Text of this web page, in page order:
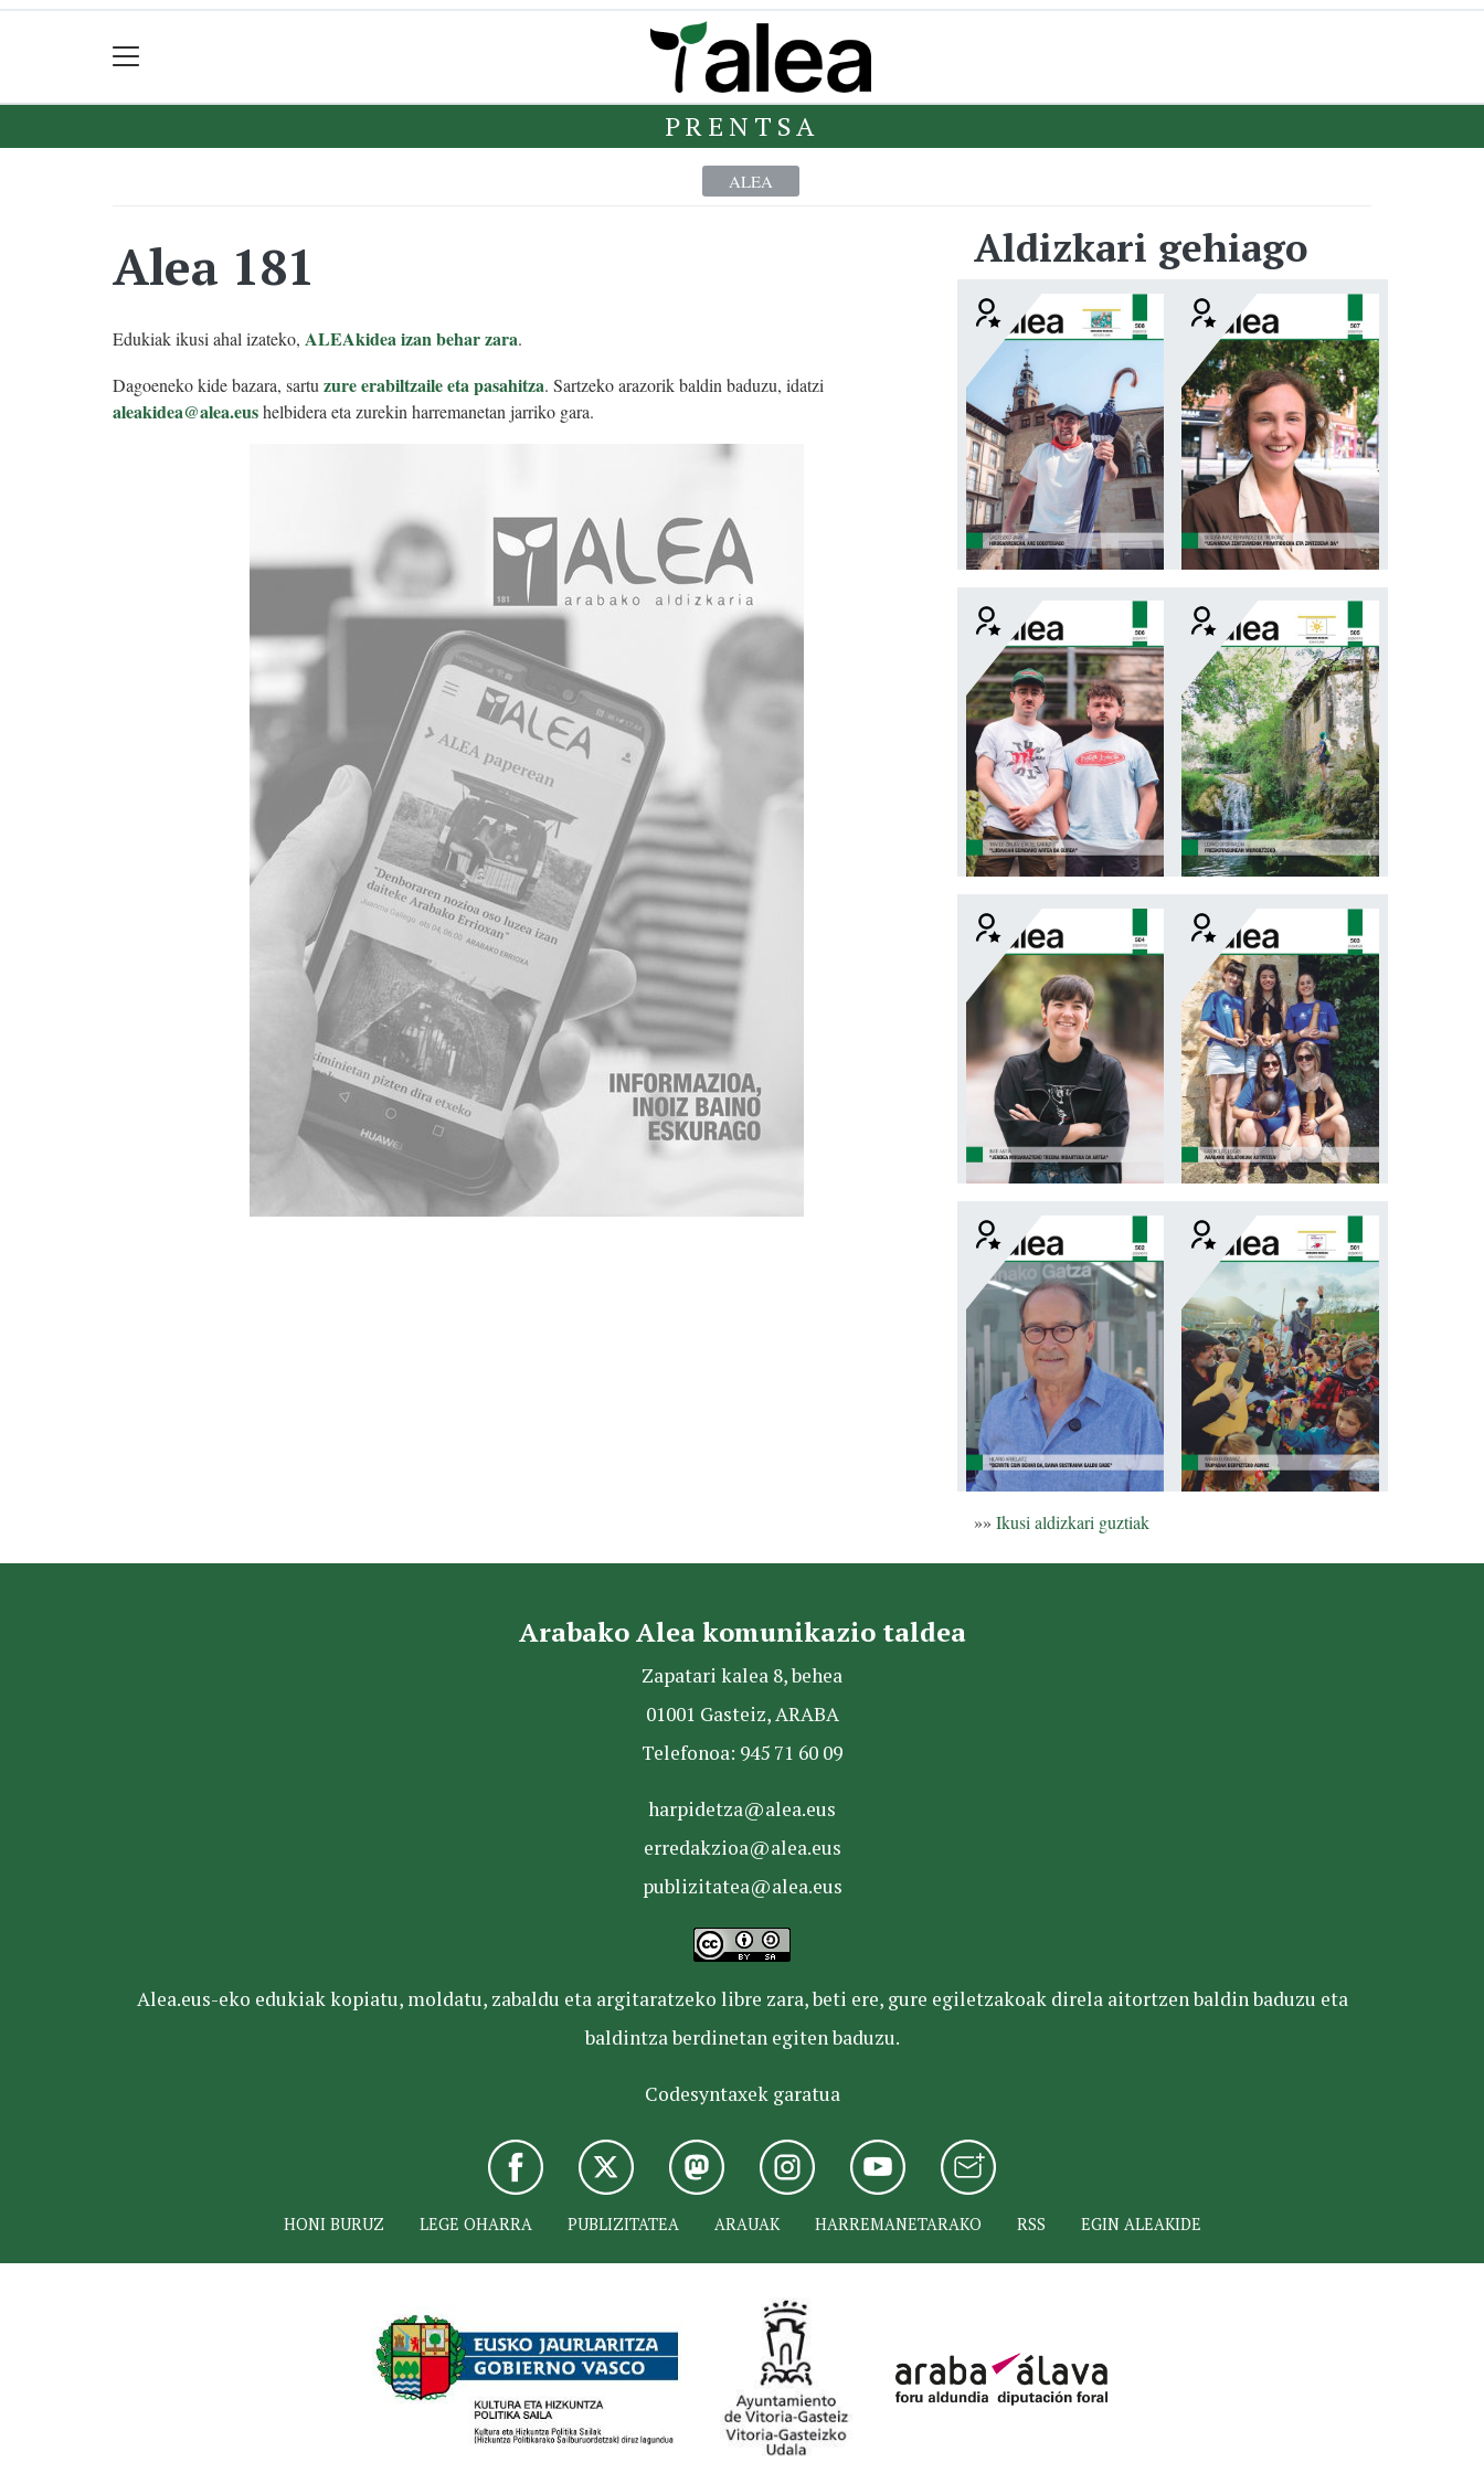
PRENTSA
ALEA
Alea 181
Edukiak ikusi ahal izateko, ALEAkidea izan behar zara.
Dagoeneko kide bazara, sartu zure erabiltzaile eta pasahitza. Sartzeko arazorik baldin baduzu, idatzi
aleakidea@alea.eushelbidera eta zurekin harremanetan jarriko gara.
Aldizkari gehiago
»» Ikusi aldizkari guztiak
Arabako Alea komunikazio taldea
Zapatari kalea 8, behea
01001 Gasteiz, ARABA
Telefonoa: 945 71 60 09
harpidetza@alea.eus
erredakzioa@alea.eus
publizitatea@alea.eus
Alea.eus-eko edukiak kopiatu, moldatu, zabaldu eta argitaratzeko libre zara, beti ere, gure egiletzakoak direla aitortzen baldin baduzu eta
baldintza berdinetan egiten baduzu.
Codesyntaxek garatua
HONI BURUZ LEGE OHARRA PUBLIZITATEA ARAUAK HARREMANETARAKO RSS EGIN ALEAKIDE